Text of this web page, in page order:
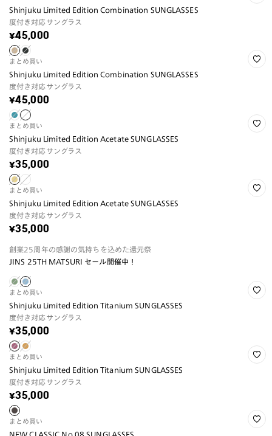
Shinjuku Limited Edition Combination SUNGLASSES
度付き対応サングラス
¥45,000
まとめ買い
Shinjuku Limited Edition Combination SUNGLASSES
度付き対応サングラス
¥45,000
まとめ買い
Shinjuku Limited Edition Acetate SUNGLASSES
度付き対応サングラス
¥35,000
まとめ買い
Shinjuku Limited Edition Acetate SUNGLASSES
度付き対応サングラス
¥35,000
創業25周年の感謝の気持ちを込めた還元祭
JINS 25TH MATSURI セール開催中！
まとめ買い
Shinjuku Limited Edition Titanium SUNGLASSES
度付き対応サングラス
¥35,000
まとめ買い
Shinjuku Limited Edition Titanium SUNGLASSES
度付き対応サングラス
¥35,000
まとめ買い
NEW CLASSIC No.08 SUNGLASSES